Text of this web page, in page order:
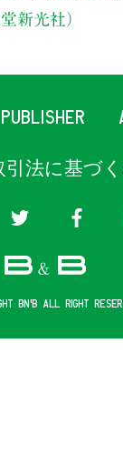
新光社）
PUBLISHER
引法に基づ
B&B ALL RIGHT